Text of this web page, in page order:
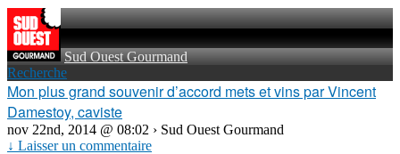
Sud Ouest Gourmand
Recherche
Mon plus grand souvenir d’accord mets et vins par Vincent
Damestoy, caviste
nov 22nd, 2014 @ 08:02 › Sud Ouest Gourmand
↓ Laisser un commentaire